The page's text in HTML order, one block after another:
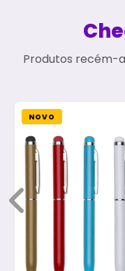
Produtos recém-
NOVO